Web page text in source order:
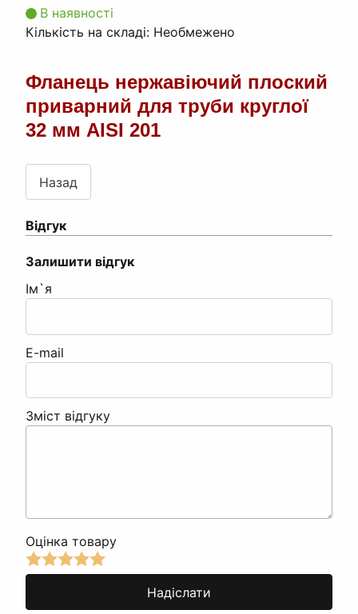
В наявності
Кількість на складі: Необмежено
Фланець нержавіючий плоский
приварний для труби круглої
32 мм AISI 201
Відгук
Залишити відгук
Ім`я
E-mail
Зміст відгуку
Оцінка товару